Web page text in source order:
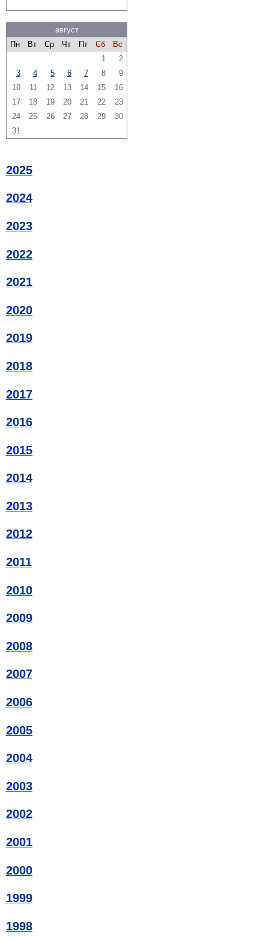
август
Пн
Вт Ср Чт Пт Сб
Вс
1
2
3
4 5 6 7 8
9
10
11 12 13 14 15
16
17
18 19 20 21 22
23
24
25 26 27 28 29
30
31
2025
2024
2023
2022
2021
2020
2019
2018
2017
2016
2015
2014
2013
2012
2011
2010
2009
2008
2007
2006
2005
2004
2003
2002
2001
2000
1999
1998